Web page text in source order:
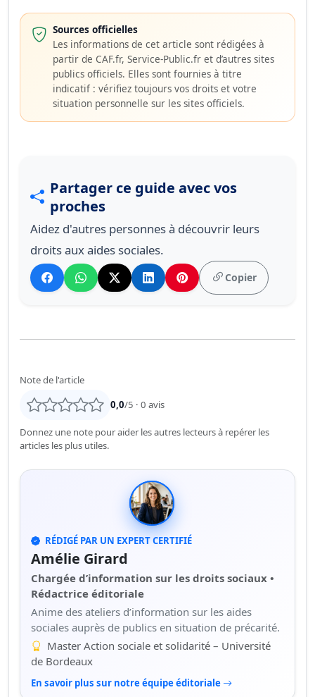
Sources officielles
Les informations de cet article sont rédigées à
partir de CAF.fr, Service-Public.fr et d’autres sites
publics officiels. Elles sont fournies à titre
indicatif : vérifiez toujours vos droits et votre
situation personnelle sur les sites officiels.
Partager ce guide avec vos
proches
Aidez d'autres personnes à découvrir leurs
droits aux aides sociales.
Copier
Note de l'article
0,0/5 ·0 avis
Donnez une note pour aider les autres lecteurs à repérer les
articles les plus utiles.
RÉDIGÉ PAR UN EXPERT CERTIFIÉ
Amélie Girard
Chargée d’information sur les droits sociaux •
Rédactrice éditoriale
Anime des ateliers d’information sur les aides
sociales auprès de publics en situation de précarité.
Master Action sociale et solidarité – Université
de Bordeaux
En savoir plus sur notre équipe éditoriale